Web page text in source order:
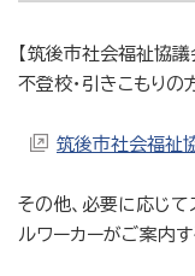
【筑後市社会福祉協議
不登校・引きこもり
筑後市社会福祉協
その他、必要に応じて
ルワーカーがご案内す